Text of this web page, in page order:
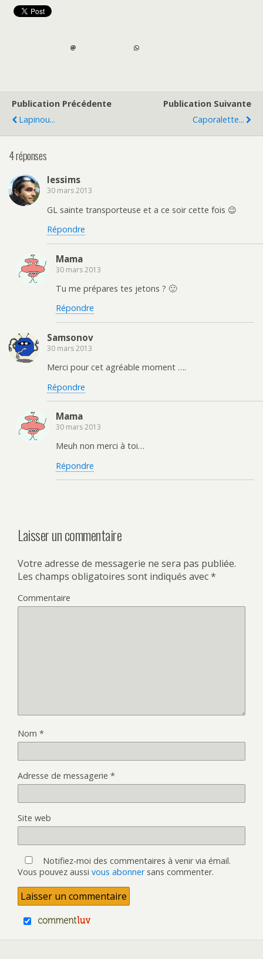
Publication Précédente
Lapinou...
Publication Suivante
Caporalette...
4 réponses
lessims
30 mars 2013
GL sainte transporteuse et a ce soir cette fois 😉
Répondre
Mama
30 mars 2013
Tu me prépares tes jetons ? 🙂
Répondre
Samsonov
30 mars 2013
Merci pour cet agréable moment ….
Répondre
Mama
30 mars 2013
Meuh non merci à toi…
Répondre
Laisser un commentaire
Votre adresse de messagerie ne sera pas publiée.
Les champs obligatoires sont indiqués avec*
Commentaire
Nom *
Adresse de messagerie *
Site web
Notifiez-moi des commentaires à venir via émail.
Vous pouvez aussi vous abonnersans commenter.